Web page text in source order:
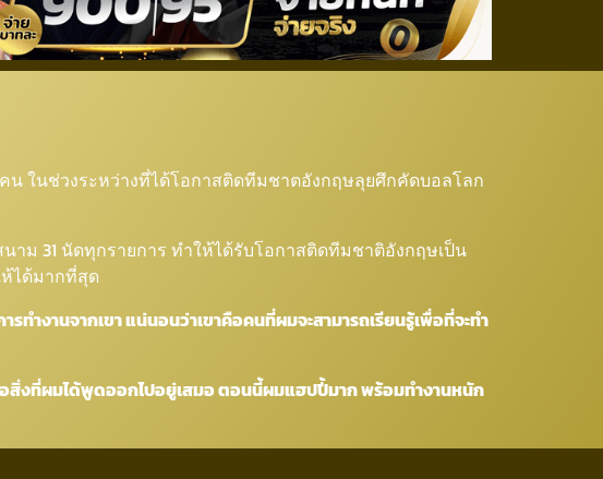
น ในช่วงระหว่างที่ได้โอกาสติดทีมชาตอังกฤษลุยศึกคัดบอลโลก
าม 31 นัดทุกรายการ ทำให้ได้รับโอกาสติดทีมชาติอังกฤษเป็น
ได้มากที่สุด
ทำงานจากเขา แน่นอนว่าเขาคือคนที่ผมจะสามารถเรียนรู้เพื่อที่จะทำ
อสิ่งที่ผมได้พูดออกไปอยู่เสมอ ตอนนี้ผมแฮปปี้มาก พร้อมทำงานหนัก